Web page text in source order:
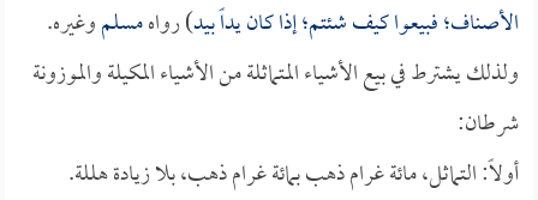
الأصناف؛ فبيعوا كيف شئتم؛ إذا كان يداً بيد) رواهمسلموغيره.
ولذلك يشترط في بيع الأشياء المتماثلة من الأشياء المكيلة والموزونة
شرطان:
أولاً: التماثل، مائة غرام ذهب بمائة غرام ذهب، بلا زيادة هللة.